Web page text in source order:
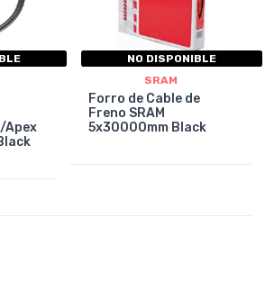
Apex
NO DISPONIBLE
SRAM
Forro de Cable de
Freno SRAM
5x30000mm Black